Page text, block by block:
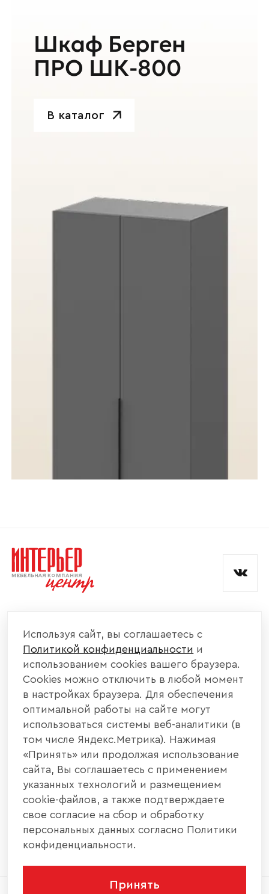
Шкаф Берген
ПРО ШК-800
В каталог
КАТАЛОГ МЕБЕЛИ
ИНФОРМАЦИЯ
НАШИ КОНТАКТЫ
+7 800 700 20 58
440004, г. Пенза, ул. Рябова, д. 31
info@interier-center.ru
Используя сайт, вы соглашаетесь с
Политикой конфиденциальности и
использованием cookies вашего браузера.
Cookies можно отключить в любой момент
в настройках браузера. Для обеспечения
оптимальной работы на сайте могут
использоваться системы веб-аналитики (в
том числе Яндекс.Метрика). Нажимая
«Принять» или продолжая использование
сайта, Вы соглашаетесь с применением
указанных технологий и размещением
cookie-файлов, а также подтверждаете
свое согласие на сбор и обработку
персональных данных согласно Политики
конфиденциальности.
Принять